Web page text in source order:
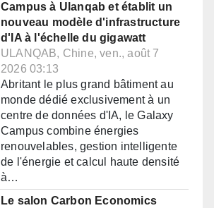
Campus à Ulanqab et établit un
nouveau modèle d'infrastructure
d'IA à l'échelle du gigawatt
ULANQAB, Chine, ven., août 7
2026 03:13
Abritant le plus grand bâtiment au
monde dédié exclusivement à un
centre de données d'IA, le Galaxy
Campus combine énergies
renouvelables, gestion intelligente
de l'énergie et calcul haute densité
à…
Le salon Carbon Economics